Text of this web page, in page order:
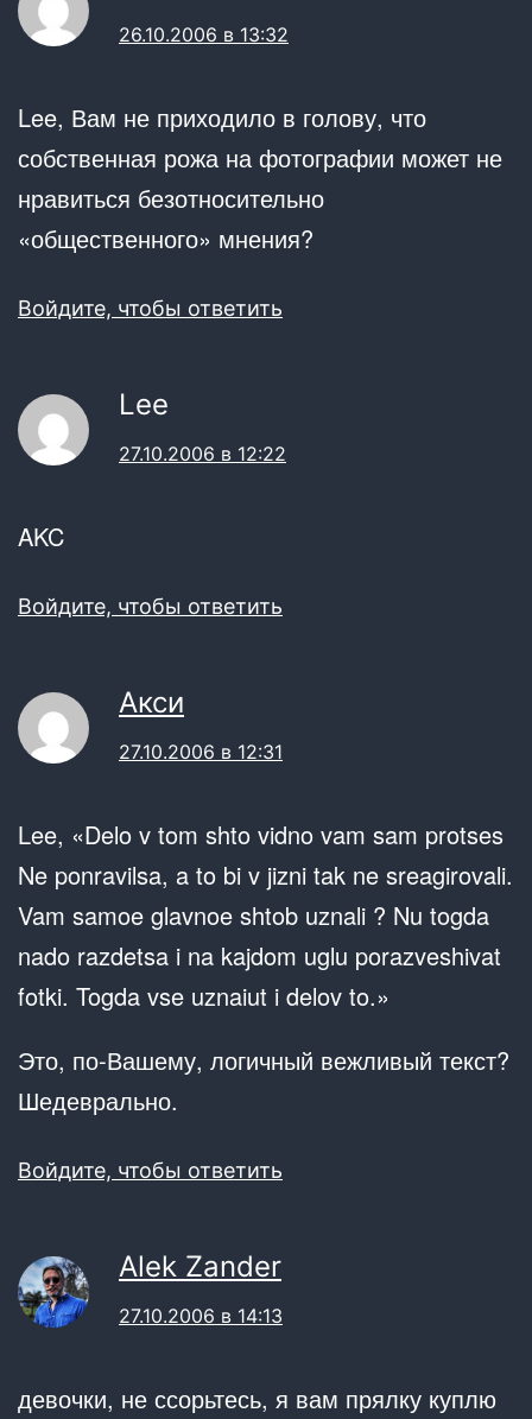
26.10.2006 в 13:32
Lee, Вам не приходило в голову, что
собственная рожа на фотографии может не
нравиться безотносительно
«общественного» мнения?
Войдите, чтобы ответить
Lee
27.10.2006 в 12:22
AKC
Войдите, чтобы ответить
Акси
27.10.2006 в 12:31
Lee, «Delo v tom shto vidno vam sam protses
Ne ponravilsa, a to bi v jizni tak ne sreagirovali.
Vam samoe glavnoe shtob uznali ? Nu togda
nado razdetsa i na kajdom uglu porazveshivat
fotki. Togda vse uznaiut i delov to.»
Это, по-Вашему, логичный вежливый текст?
Шедеврально.
Войдите, чтобы ответить
Alek Zander
27.10.2006 в 14:13
девочки, не ссорьтесь, я вам прялку куплю